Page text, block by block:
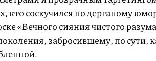
кто соскучился по дерганому
«Вечного сияния чистого
забросившему, по сути,